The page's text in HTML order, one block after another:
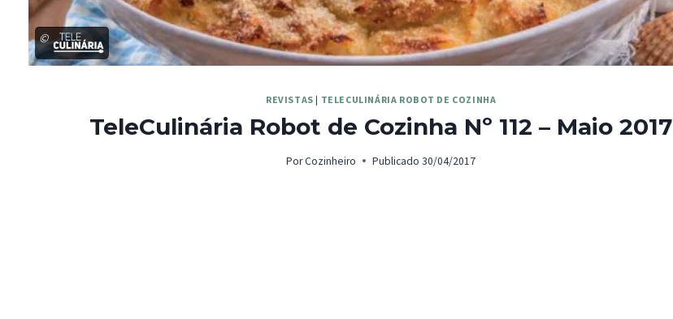
©
REVISTAS | TELECULINÁRIA ROBOT DE COZINHA
TeleCulinária Robot de Cozinha Nº 112 – Maio 2017
PorCozinheiro Publicado 30/04/2017